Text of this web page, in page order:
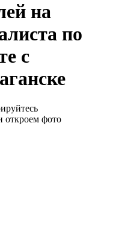
на
по
с
откроем фото